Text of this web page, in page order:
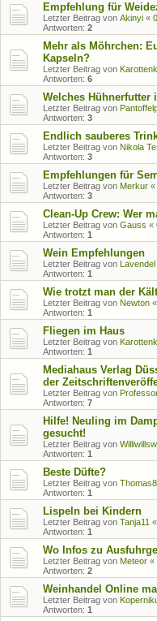
Empfehlung für
Letzter Beitrag von Akinyi «
Antworten: 2
Mehr als Möhrchen:
Kapseln?
Letzter Beitrag von
Antworten: 6
Welches Hühnerfutter
Letzter Beitrag von
Antworten: 3
Endlich sauberes
Letzter Beitrag von Nikola
Antworten: 3
Empfehlungen für
Letzter Beitrag von Merkur «
Antworten: 3
Clean-Up Crew: Wer
Letzter Beitrag von Gauss «
Antworten: 1
Wein Empfehlungen
Letzter Beitrag von Lavendel
Antworten: 1
Wie trotzt man der
Letzter Beitrag von Newton «
Antworten: 1
Fliegen im Haus
Letzter Beitrag von
Antworten: 1
Mediahaus Verlag
der
Letzter Beitrag von
Antworten: 7
Hilfe! Neuling im
gesucht!
Letzter Beitrag von
Antworten: 1
Beste Düfte?
Letzter Beitrag von
Antworten: 1
Lispeln bei Kindern
Letzter Beitrag von Tanja11 «
Antworten: 1
Wo Infos zu
Letzter Beitrag von Meteor «
Antworten: 2
Weinhandel Online
Letzter Beitrag von
Antworten: 1